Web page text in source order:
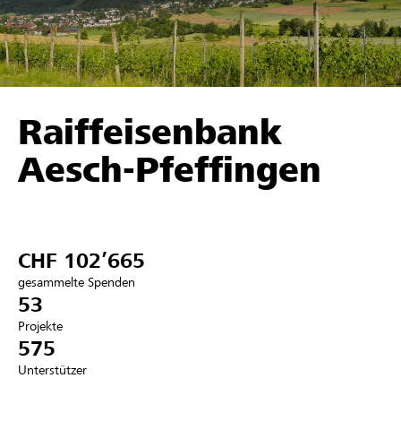
Unterstützen
Hilfe & Support
Anmelden
Projekte und Organisationen finden
Jetzt starten
Raiffeisenbank
Aesch-Pfeffingen
CHF 102’665
gesammelte Spenden
53
Projekte
575
Unterstützer